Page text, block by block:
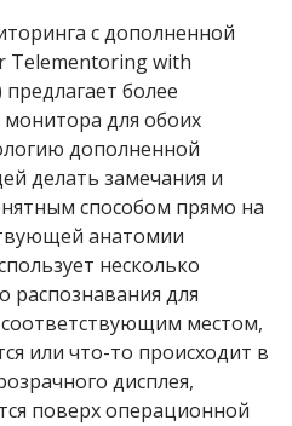
с дополненной
Telementoring with
более
для обоих
дополненной
делать замечания и
способом прямо на
анатомии
несколько
распознавания для
местом,
или что-то происходит в
дисплея,
поверх операционной